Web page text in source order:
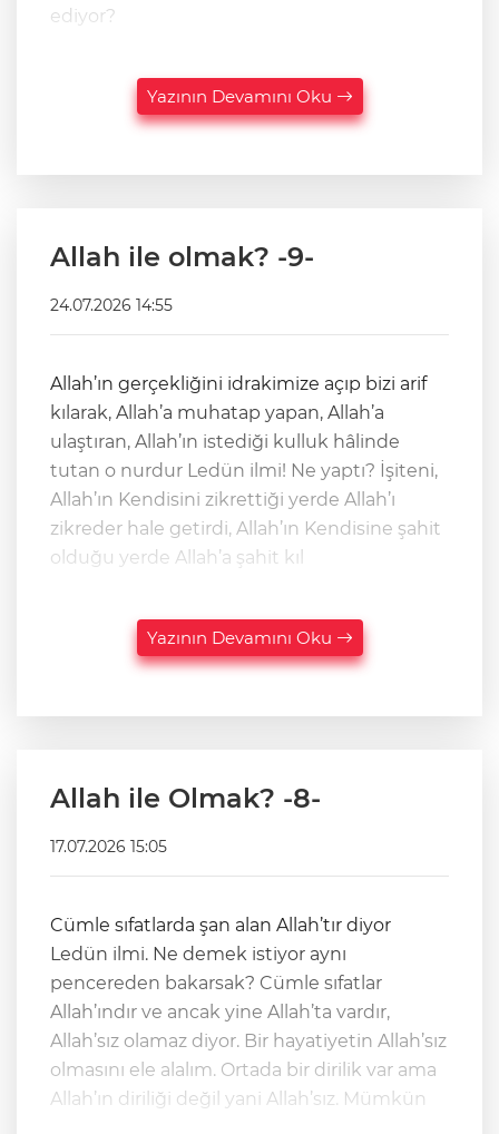
ediyor?
Yazının Devamını Oku
Allah ile olmak? -9-
24.07.2026 14:55
Allah’ın gerçekliğini idrakimize açıp bizi arif
kılarak, Allah’a muhatap yapan, Allah’a
ulaştıran, Allah’ın istediği kulluk hâlinde
tutan o nurdur Ledün ilmi! Ne yaptı? İşiteni,
Allah’ın Kendisini zikrettiği yerde Allah’ı
zikreder hale getirdi, Allah’ın Kendisine şahit
olduğu yerde Allah’a şahit kıl
Yazının Devamını Oku
Allah ile Olmak? -8-
17.07.2026 15:05
Cümle sıfatlarda şan alan Allah’tır diyor
Ledün ilmi. Ne demek istiyor aynı
pencereden bakarsak? Cümle sıfatlar
Allah’ındır ve ancak yine Allah’ta vardır,
Allah’sız olamaz diyor. Bir hayatiyetin Allah’sız
olmasını ele alalım. Ortada bir dirilik var ama
Allah’ın diriliği değil yani Allah’sız. Mümkün